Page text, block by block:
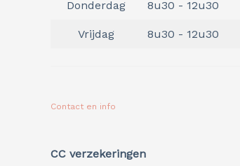
Donderdag 8u30 - 12u30
Vrijdag 8u30 - 12u30
Contact en info
CC verzekeringen